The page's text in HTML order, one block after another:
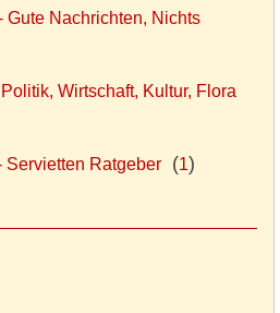
Gute Nachrichten, Nichts
Wirtschaft, Kultur, Flora
Servietten Ratgeber (1)